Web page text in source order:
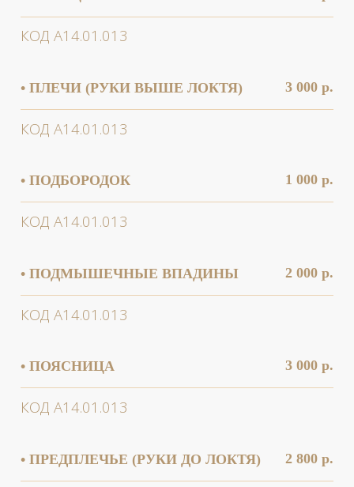
• ШЕЯ
• ЩЁКИ
КОД А14.01.013
• ЯГОДИЦЫ
КОД А14.01.013
Записаться на процедуру
Ваш телефон
Отправьте свои контакты, и наш ведущий
С ВЫБОРОМ